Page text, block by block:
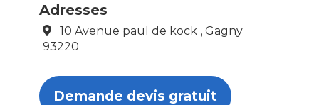
Adresses
10 Avenue paul de kock , Gagny
93220
Demande devis gratuit